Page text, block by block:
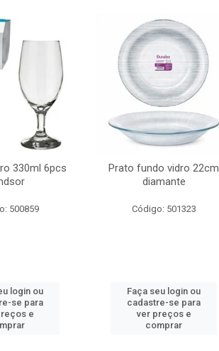
330ml 6pcs
500859
login ou
se para
e
Prato fundo vidro 22cm
diamante
Código: 501323
Faça seu login ou
cadastre-se para
ver preços e
comprar